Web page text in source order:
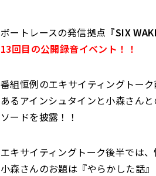
ボートレースの発信拠点 『SIX
13回目の公開録音イベント！！
番組恒例のエキサイティングトー
あるアインシュタインと小森さん
ソードを披露！！
エキサイティングトーク後半では
小森さんのお題は『やらかした話